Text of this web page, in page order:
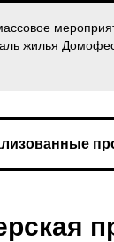
жилья